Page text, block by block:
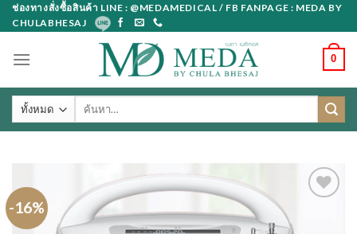
Skip
to
ช่องทางสั่งซื้อสินค้า LINE : @MEDAMEDICAL / FB FANPAGE : MEDA BY
CHULABHESAJ
0
ค้นหา:
-16%